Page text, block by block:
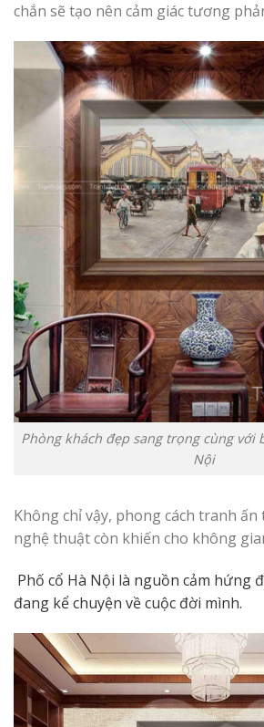
chắn sẽ tạo nên cảm giác tương
Phòng khách đẹp sang trọng cùng với
Nội
Không chỉ vậy, phong cách tranh
nghệ thuật còn khiến cho không
Phố cổ Hà Nội là nguồn cảm hứng
đang kể chuyện về cuộc đời mình.